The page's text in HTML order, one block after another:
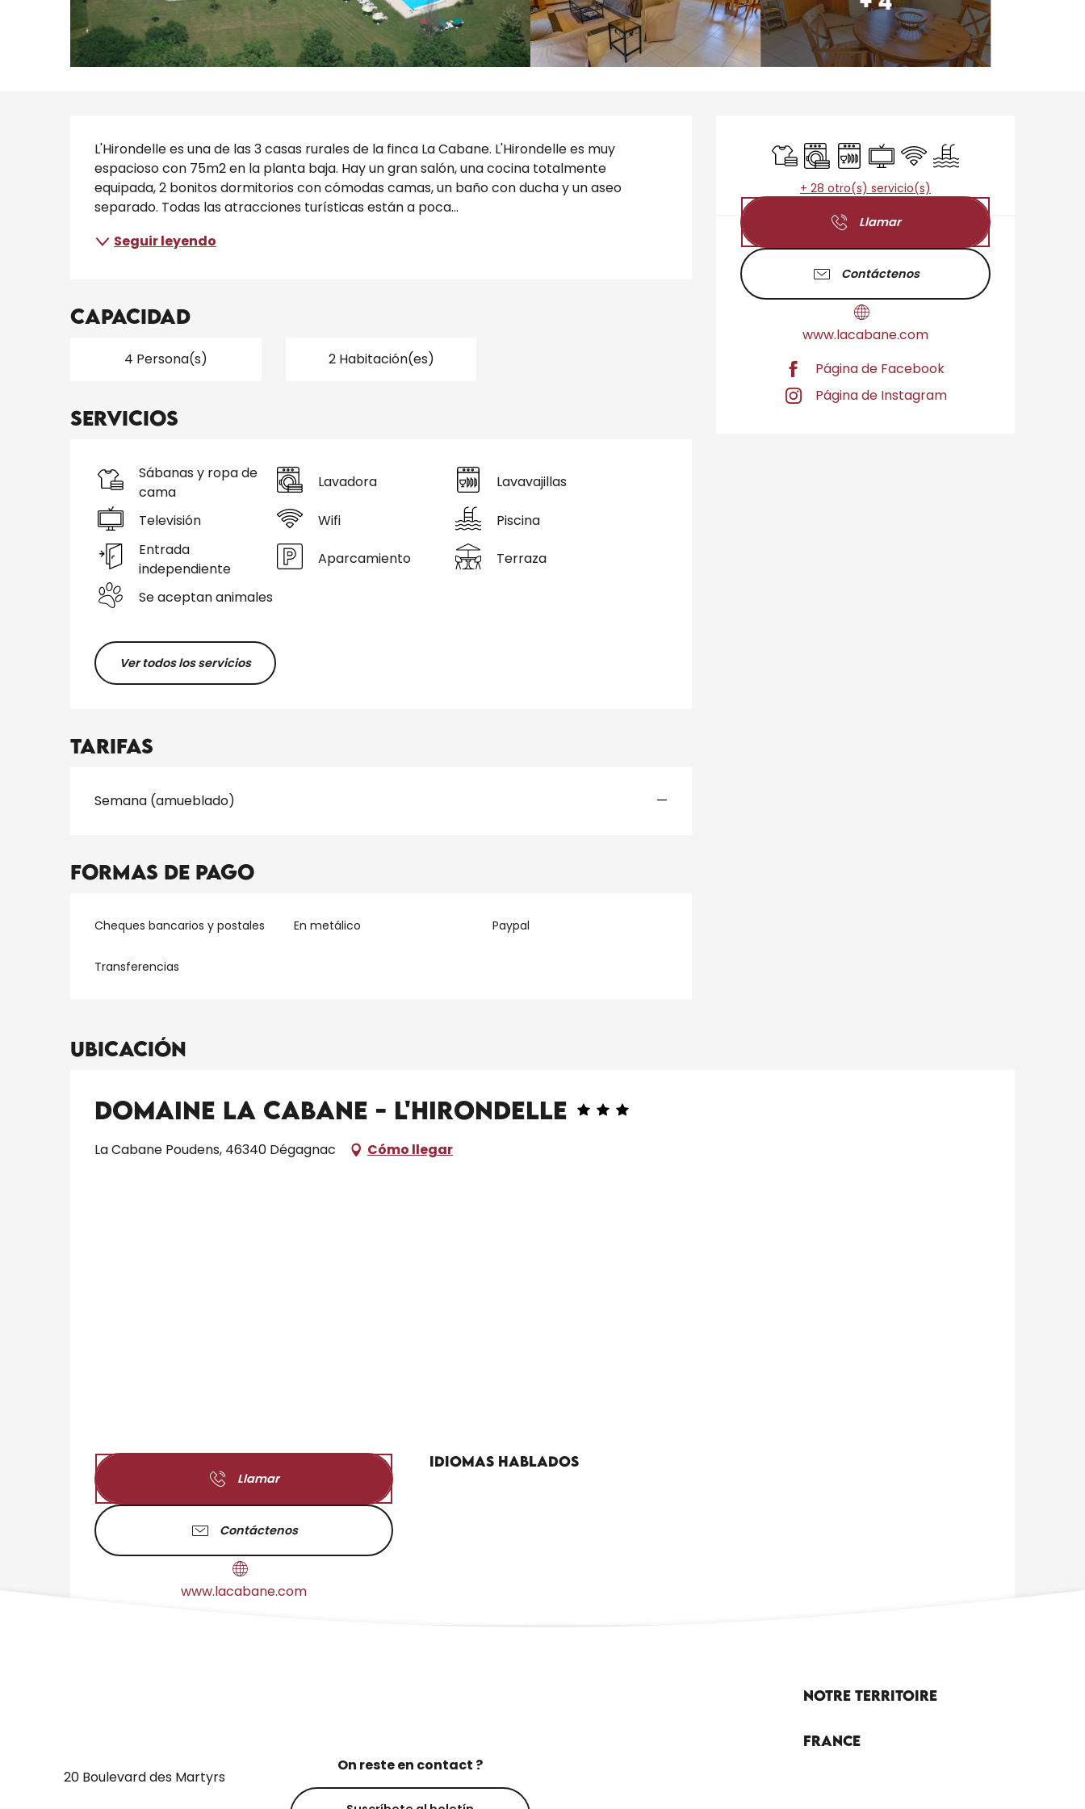
Horarios y datos de
Sábanas y ropa de cama
LavadoraLavavajillas
Televisión
Wifi Piscina
+ 28 otro(s) servicio(s)
Llamar
Contáctenos
www.lacabane.com
Página de Facebook
Página de Instagram
Descripción
L'Hirondelle es una de las 3 casas rurales de la finca La Cabane. L'Hirondelle es muy
espacioso con 75m2 en la planta baja. Hay un gran salón, una cocina totalmente
equipada, 2 bonitos dormitorios con cómodas camas, un baño con ducha y un aseo
separado. Todas las atracciones turísticas están a poca...
Seguir leyendo
Capacidad
4 Persona(s) 2 Habitación(es)
Servicios
Sábanas y ropa de
cama
Lavadora Lavavajillas
Televisión Wifi
Piscina
Entrada
independiente
Aparcamiento Terraza
Se aceptan animales
Ver todos los servicios
Tarifas
Tarifas 2026
Semana (amueblado) —
Formas de pago
Cheques bancarios y postales En metálico Paypal
Transferencias
Ubicación
Domaine La Cabane - L'Hirondelle
La Cabane Poudens, 46340 Dégagnac Cómo llegar
Llamar
Contáctenos
www.lacabane.com
Idiomas hablados
Idiomas hablados
20 Boulevard des Martyrs
On reste en contact ?
Notre territoire
France